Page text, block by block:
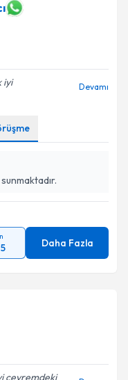
ilişkin
Aydınlatma
belirtilen
iyi
Devamı
Daha Fazla
çevremdeki